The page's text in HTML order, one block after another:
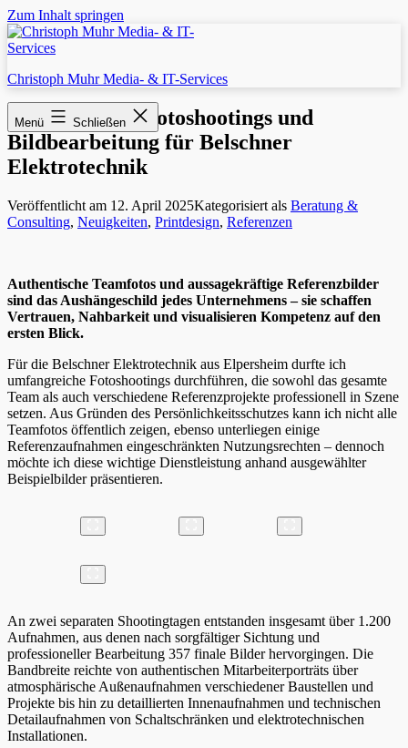
Zum Inhalt springen
Christoph Muhr Media- & IT-Services
Menü Schließen
Professionelle Fotoshootings und
Bildbearbeitung für Belschner
Elektrotechnik
Veröffentlicht am 12. April 2025Kategorisiert als Beratung &
Consulting, Neuigkeiten, Printdesign, Referenzen
Authentische Teamfotos und aussagekräftige Referenzbilder
sind das Aushängeschild jedes Unternehmens – sie schaffen
Vertrauen, Nahbarkeit und visualisieren Kompetenz auf den
ersten Blick.
Für die Belschner Elektrotechnik aus Elpersheim durfte ich
umfangreiche Fotoshootings durchführen, die sowohl das gesamte
Team als auch verschiedene Referenzprojekte professionell in Szene
setzen. Aus Gründen des Persönlichkeitsschutzes kann ich nicht alle
Teamfotos öffentlich zeigen, ebenso unterliegen einige
Referenzaufnahmen eingeschränkten Nutzungsrechten – dennoch
möchte ich diese wichtige Dienstleistung anhand ausgewählter
Beispielbilder präsentieren.
An zwei separaten Shootingtagen entstanden insgesamt über 1.200
Aufnahmen, aus denen nach sorgfältiger Sichtung und
professioneller Bearbeitung 357 finale Bilder hervorgingen. Die
Bandbreite reichte von authentischen Mitarbeiterporträts über
atmosphärische Außenaufnahmen verschiedener Baustellen und
Projekte bis hin zu detaillierten Innenaufnahmen und technischen
Detailaufnahmen von Schaltschränken und elektrotechnischen
Installationen.